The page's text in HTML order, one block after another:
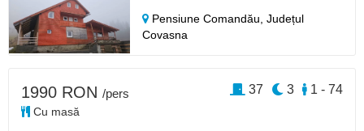
Pensiune Comandău,Județul
Covasna
1990 RON /pers
Cu masă
1 - 74
3
37